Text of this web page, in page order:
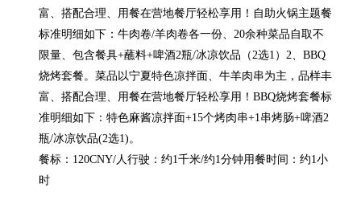
富、搭配合理、用餐在营地餐厅轻松享用！自助火锅主题餐
标准明细如下：牛肉卷/羊肉卷各一份、20余种菜品自取不
限量、包含餐具+蘸料+啤酒2瓶/冰凉饮品（2选1）2、BBQ
烧烤套餐。菜品以宁夏特色凉拌面、牛羊肉串为主，品样丰
富、搭配合理、用餐在营地餐厅轻松享用！BBQ烧烤套餐标
准明细如下：特色麻酱凉拌面+15个烤肉串+1串烤肠+啤酒2
瓶/冰凉饮品(2选1)。
餐标：120CNY/人行驶：约1千米/约1分钟用餐时间：约1小
时